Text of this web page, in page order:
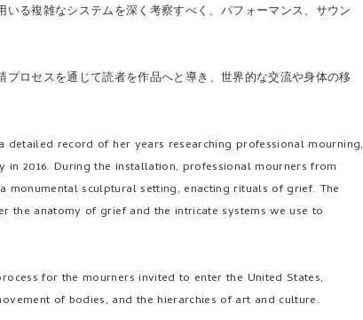
る複雑なシステムを深く考察すべく、 パフォーマンス、 サウン
プロセスを通じて読者を作品へと導き、世界的な交流や身体の移
detailed record of her years researching professional mourning,
2016. During the installation, professional mourners from
sculptural setting, enacting rituals of grief. The
the anatomy of grief and the intricate systems we use to
for the mourners invited to enter the United States,
of bodies, and the hierarchies of art and culture.